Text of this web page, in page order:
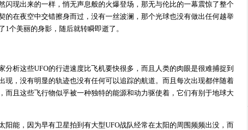
闪现出来的一样，悄无声息般的火爆登场，那无与伦比的一幕震惊了整个
的在夜空中交错擦身而过，没有一丝波澜，那个光球也没有做出任何越举
1个美丽的身影，随后就转瞬即逝了。
分析这些UFO的行进速度比飞机要快很多，而且人类的肉眼是很难捕捉到
现，没有明显的轨迹也没有任何可以追踪的航道。而且每次出现都伴随着
而且这些飞行物似乎被一种独特的能源和动力驱使着，它们有别于地球大
阳能，因为早有卫星拍到有大型UFO战队经常在太阳的周围频频出没，而